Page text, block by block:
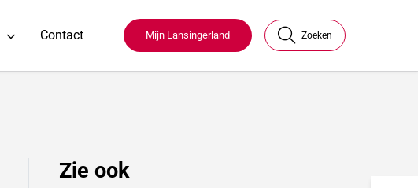
Contact Mijn Lansingerland Zoeken
Zie ook